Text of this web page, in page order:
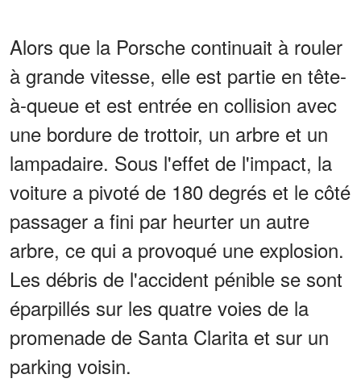
Alors que la Porsche continuait à rouler
à grande vitesse, elle est partie en tête-
à-queue et est entrée en collision avec
une bordure de trottoir, un arbre et un
lampadaire. Sous l'effet de l'impact, la
voiture a pivoté de 180 degrés et le côté
passager a fini par heurter un autre
arbre, ce qui a provoqué une explosion.
Les débris de l'accident pénible se sont
éparpillés sur les quatre voies de la
promenade de Santa Clarita et sur un
parking voisin.